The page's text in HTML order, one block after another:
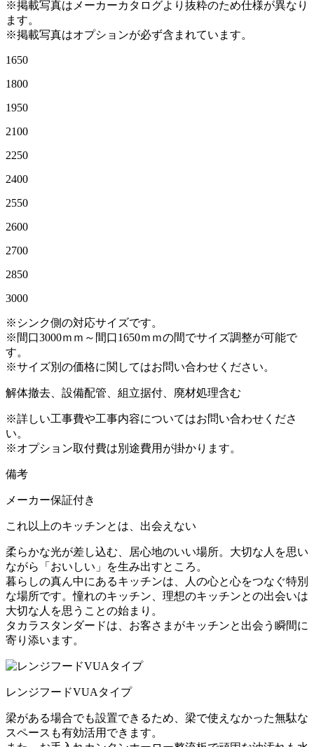
※掲載写真はメーカーカタログより抜粋のため仕様が異なり
ます。
※掲載写真はオプションが必ず含まれています。
1650
1800
1950
2100
2250
2400
2550
2600
2700
2850
3000
※シンク側の対応サイズです。
※間口3000ｍｍ～間口1650ｍｍの間でサイズ調整が可能で
す。
※サイズ別の価格に関してはお問い合わせください。
解体撤去、設備配管、組立据付、廃材処理含む
※詳しい工事費や工事内容についてはお問い合わせくださ
い。
※オプション取付費は別途費用が掛かります。
備考
メーカー保証付き
これ以上のキッチンとは、出会えない
柔らかな光が差し込む、居心地のいい場所。大切な人を思い
ながら「おいしい」を生み出すところ。
暮らしの真ん中にあるキッチンは、人の心と心をつなぐ特別
な場所です。憧れのキッチン、理想のキッチンとの出会いは
大切な人を思うことの始まり。
タカラスタンダードは、お客さまがキッチンと出会う瞬間に
寄り添います。
レンジフードVUAタイプ
梁がある場合でも設置できるため、梁で使えなかった無駄な
スペースも有効活用できます。